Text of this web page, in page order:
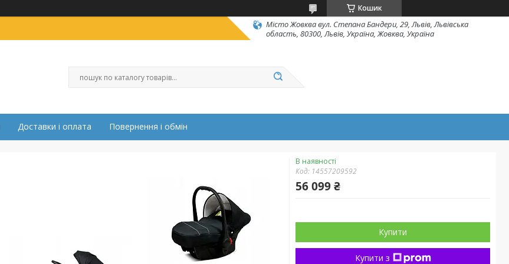
Кошик
Місто Жовква вул. Степана Бандери, 29, Львів, Львівська
область, 80300, Львів, Україна, Жовква, Україна
Доставки і оплата Повернення і обмін
В наявності
Код: 14557209592
56 099 ₴
Купити
Купити з